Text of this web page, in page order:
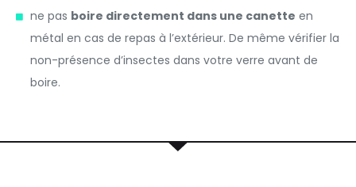
ne pas boire directement dans une canette en
métal en cas de repas à l’extérieur. De même vérifier la
non-présence d’insectes dans votre verre avant de
boire.